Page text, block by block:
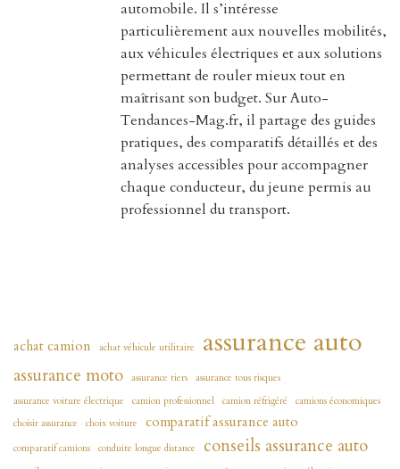
automobile. Il s’intéresse
particulièrement aux nouvelles mobilités,
aux véhicules électriques et aux solutions
permettant de rouler mieux tout en
maîtrisant son budget. Sur Auto-
Tendances-Mag.fr, il partage des guides
pratiques, des comparatifs détaillés et des
analyses accessibles pour accompagner
chaque conducteur, du jeune permis au
professionnel du transport.
achat camion achat véhicule utilitaire assurance auto
assurance moto assurance tiers assurance tous risques
assurance voiture électrique
camion professionnel camion réfrigéré
camions économiques
choisir assurance
choix voiture comparatif assurance auto
comparatif camions conduite longue distance conseils assurance auto